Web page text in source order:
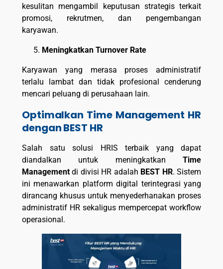
kesulitan mengambil keputusan strategis terkait
promosi, rekrutmen, dan pengembangan
karyawan.
Meningkatkan Turnover Rate
Karyawan yang merasa proses administratif
terlalu lambat dan tidak profesional cenderung
mencari peluang di perusahaan lain.
Optimalkan Time Management HR
dengan BEST HR
Salah satu solusi HRIS terbaik yang dapat
diandalkan untuk meningkatkan Time
Management di divisi HR adalah BEST HR. Sistem
ini menawarkan platform digital terintegrasi yang
dirancang khusus untuk menyederhanakan proses
administratif HR sekaligus mempercepat workflow
operasional.